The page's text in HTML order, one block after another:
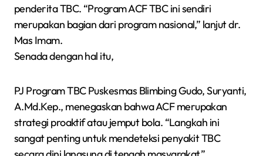
penderita TBC. “Program ACF TBC ini sendiri
merupakan bagian dari program nasional,” lanjut dr.
Mas Imam.
Senada dengan hal itu,
PJ Program TBC Puskesmas Blimbing Gudo, Suryanti,
A.Md.Kep., menegaskan bahwa ACF merupakan
strategi proaktif atau jemput bola. “Langkah ini
sangat penting untuk mendeteksi penyakit TBC